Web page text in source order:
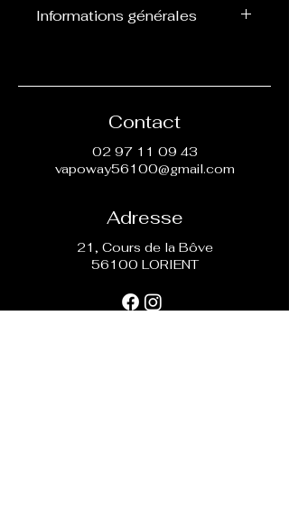
Informations générales
boosters afin de les nicotiner.
Contact
02 97 11 09 43
vapoway56100@gmail.com
Adresse
21, Cours de la Bôve
56100 LORIENT